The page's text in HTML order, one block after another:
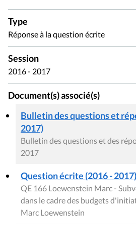
Type
Réponse à la question écrite
Session
2016 - 2017
Document(s) associé(s)
Bulletin des questions et
2017)
Bulletin des questions et des
2017
Question écrite (2016 - 2017)
QE 166 Loewenstein Marc -
dans le cadre des budgets
Marc Loewenstein